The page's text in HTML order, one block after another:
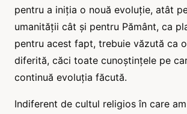
pentru a iniția o nouă evoluție, atât
umanității cât și pentru Pământ, ca
pentru acest fapt, trebuie văzută ca
diferită, căci toate cunoștințele pe
continuă evoluția făcută.
Indiferent de cultul religios în care